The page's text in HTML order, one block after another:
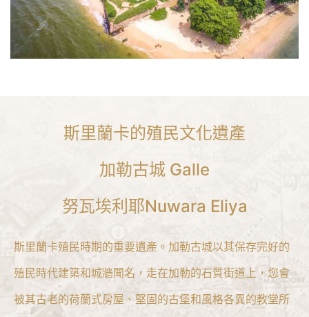
斯里蘭卡的殖民文化遺產
加勒古城 Galle
努瓦埃利耶Nuwara Eliya
斯里蘭卡殖民時期的重要遺產。加勒古城以其保存完好的
殖民時代建築和城牆聞名，走在加勒的石質街道上，您會
被其古老的荷蘭式房屋、堅固的古堡和風格各異的教堂所